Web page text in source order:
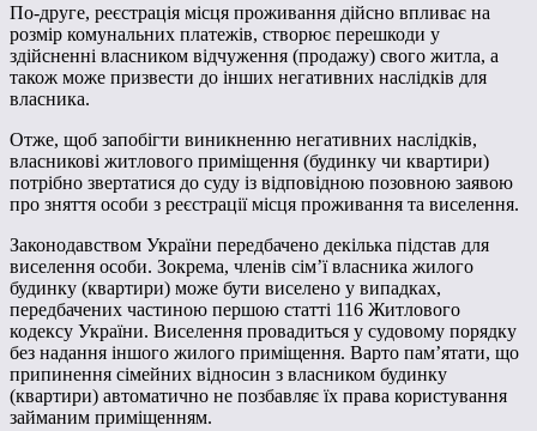
По-друге, реєстрація місця проживання дійсно впливає на
розмір комунальних платежів, створює перешкоди у
здійсненні власником відчуження (продажу) свого житла, а
також може призвести до інших негативних наслідків для
власника.
Отже, щоб запобігти виникненню негативних наслідків,
власникові житлового приміщення (будинку чи квартири)
потрібно звертатися до суду із відповідною позовною заявою
про зняття особи з реєстрації місця проживання та виселення.
Законодавством України передбачено декілька підстав для
виселення особи. Зокрема, членів сім’ї власника жилого
будинку (квартири) може бути виселено у випадках,
передбачених частиною першою статті 116 Житлового
кодексу України. Виселення провадиться у судовому порядку
без надання іншого жилого приміщення. Варто пам’ятати, що
припинення сімейних відносин з власником будинку
(квартири) автоматично не позбавляє їх права користування
займаним приміщенням.